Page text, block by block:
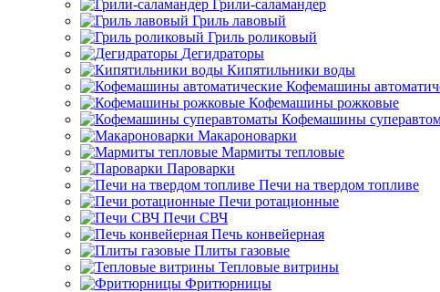
Грили-саламандер
Гриль лавовый
Гриль роликовый
Дегидраторы
Кипятильники воды
Кофемашины
Кофемашины рожковые
Кофемашины
Макароноварки
Мармиты тепловые
Пароварки
Печи на твердом топливе
Печи ротационные
Печи СВЧ
Печь конвейерная
Плиты газовые
Тепловые витрины
Фритюрницы